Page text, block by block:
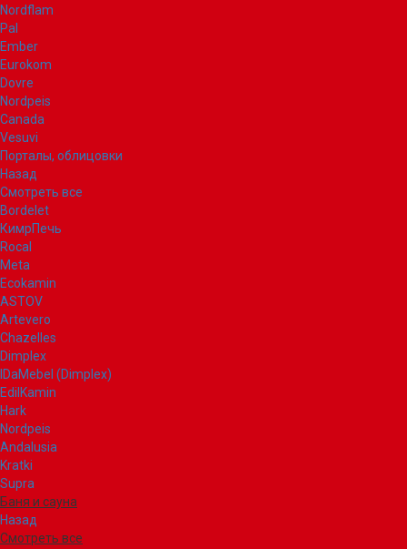
Nordflam
Pal
Ember
Eurokom
Dovre
Nordpeis
Canada
Vesuvi
Порталы, облицовки
Назад
Смотреть все
Bordelet
КимрПечь
Rocal
Meta
Ecokamin
ASTOV
Artevero
Chazelles
Dimplex
IDaMebel (Dimplex)
EdilKamin
Hark
Nordpeis
Andalusia
Kratki
Supra
Баня и сауна
Назад
Смотреть все